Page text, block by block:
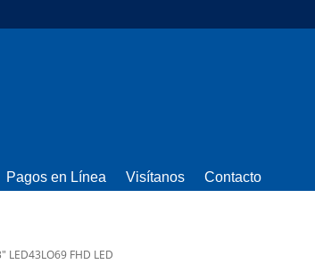
Pagos en Línea Visítanos Contacto
LED43LO69 FHD LED